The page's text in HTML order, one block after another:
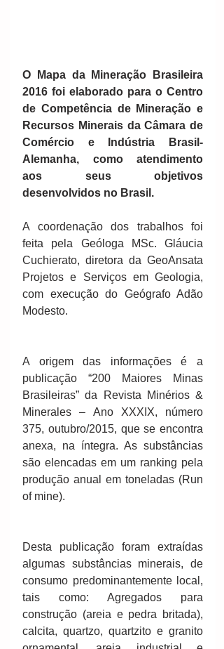
O Mapa da Mineração Brasileira
2016 foi elaborado para o Centro
de Competência de Mineração e
Recursos Minerais da Câmara de
Comércio e Indústria Brasil-
Alemanha, como atendimento
aos seus objetivos
desenvolvidos no Brasil.​
A coordenação dos trabalhos foi
feita pela Geóloga MSc. Gláucia
Cuchierato, diretora da GeoAnsata
Projetos e Serviços em Geologia,
com execução do Geógrafo Adão
Modesto.
A origem das informações é a
publicação “200 Maiores Minas
Brasileiras” da Revista Minérios &
Minerales – Ano XXXIX, número
375, outubro/2015, que se encontra
anexa, na íntegra. As substâncias
são elencadas em um ranking pela
produção anual em toneladas (Run
of mine).
Desta publicação foram extraídas
algumas substâncias minerais, de
consumo predominantemente local,
tais como: Agregados para
construção (areia e pedra britada),
calcita, quartzo, quartzito e granito